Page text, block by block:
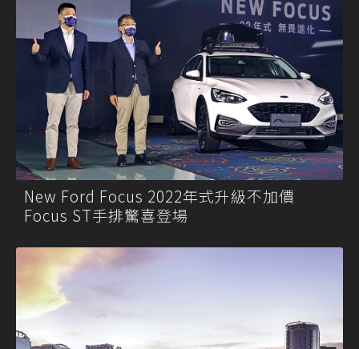
New Ford Focus 2022年式升級不加價
Focus ST手排驚喜登場